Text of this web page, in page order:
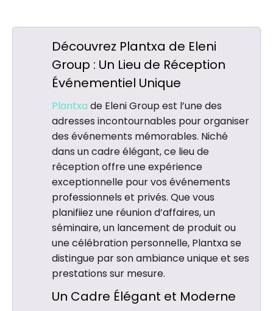
Découvrez Plantxa de Eleni
Group : Un Lieu de Réception
Événementiel Unique
Plantxa de Eleni Group est l’une des
adresses incontournables pour organiser
des événements mémorables. Niché
dans un cadre élégant, ce lieu de
réception offre une expérience
exceptionnelle pour vos événements
professionnels et privés. Que vous
planifiiez une réunion d’affaires, un
séminaire, un lancement de produit ou
une célébration personnelle, Plantxa se
distingue par son ambiance unique et ses
prestations sur mesure.
Un Cadre Élégant et Moderne